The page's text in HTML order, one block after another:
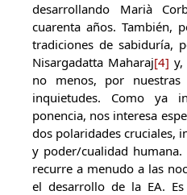
desarrollando Marià
cuarenta años. También,
tradiciones de sabiduría,
Nisargadatta Maharaj[4] y,
no menos, por
inquietudes. Como ya
ponencia, nos interesa
dos polaridades cruciales,
y poder/cualidad
recurre a menudo a las
el desarrollo de la EA.